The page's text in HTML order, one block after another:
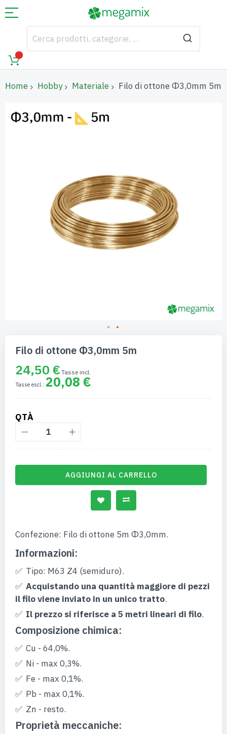
Home Hobby Materiale Filo di ottone Φ3,0mm 5m
alla
fine
all'inizio
della
galleria
immagini
Filo di ottone Φ3,0mm 5m
24,50 €
20,08 €
QTÀ
AGGIUNGI AL CARRELLO
Confezione: Filo di ottone 5m Φ3,0mm.
Informazioni:
Tipo: M63 Z4 (semiduro).
Acquistando una quantità maggiore di pezzi
il filo viene inviato in un unico tratto.
Il prezzo si riferisce a 5 metri lineari di filo.
Composizione chimica:
Cu - 64,0%.
Ni - max 0,3%.
Fe - max 0,1%.
Pb - max 0,1%.
Zn - resto.
Proprietà meccaniche: